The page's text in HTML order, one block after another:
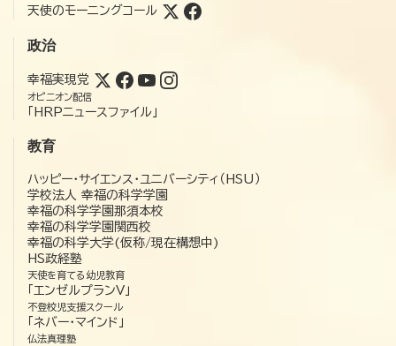
天使のモーニングコール
政治
幸福実現党
オピニオン配信
「HRPニュースファイル」
教育
ハッピー・サイエンス・ユニバーシティ（HSU）
学校法人 幸福の科学学園
幸福の科学学園那須本校
幸福の科学学園関西校
幸福の科学大学(仮称/現在構想中)
HS政経塾
天使を育てる幼児教育
「エンゼルプランV」
不登校児支援スクール
「ネバー・マインド」
仏法真理塾